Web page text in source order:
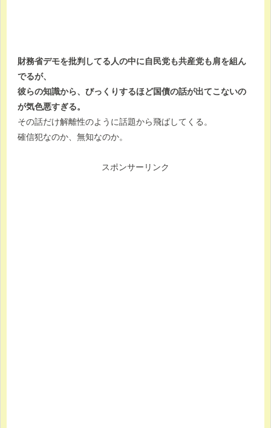
財務省デモを批判してる人の中に自民党も共産党も肩を組ん
でるが、
彼らの知識から、びっくりするほど国債の話が出てこないの
が気色悪すぎる。
その話だけ解離性のように話題から飛ばしてくる。
確信犯なのか、無知なのか。
スポンサーリンク